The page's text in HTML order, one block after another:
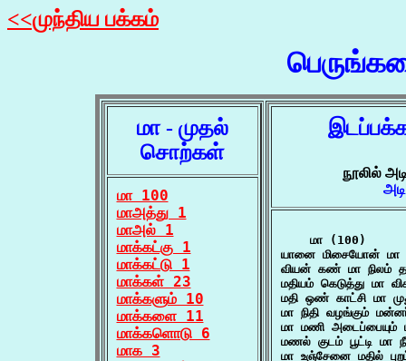
<<முந்திய பக்கம்
மா - முதல்
சொற்கள்
மா 100
மாஅத்து 1
மாஅல் 1
மாக்கட்கு 1
மாக்கட்டு 1
மாக்கள் 23
மாக்களும் 10
மாக்களை 11
மாக்களொடு 6
மாக 3
நூலில்
    மா (100)
யானை மிசையோன் மா
வியன் கண் மா நிலம்
மதியம் கெடுத்து மா
மதி ஒண் காட்சி மா
மா நிதி வழங்கும்
மா மணி அடைப்பையும்
மணல் குடம் பூட்டி
மா உஞ்சேனை மதில்